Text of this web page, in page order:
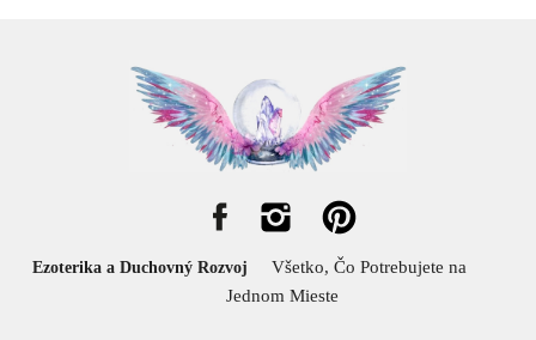
Ezoterika a Duchovný Rozvoj
Všetko, Čo Potrebujete na
Jednom Mieste